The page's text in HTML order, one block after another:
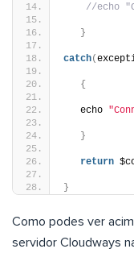
//echo
}
catch(
{
   echo
}
return
}
Como podes ver
servidor Cloudways